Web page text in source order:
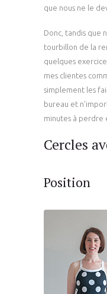
que nous ne le
Donc, tandis que
tourbillon de la
quelques
mes clientes
simplement les
bureau et
minutes à perdre
Cercles
Position